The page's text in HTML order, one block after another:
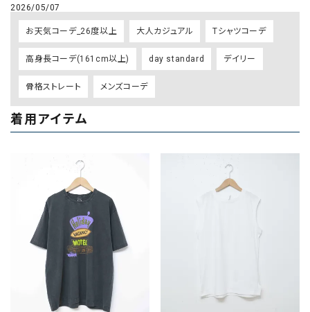
2026/05/07
お天気コーデ_26度以上 大人カジュアル Tシャツコーデ
高身長コーデ(161cm以上) day standard デイリー
骨格ストレート メンズコーデ
着用アイテム